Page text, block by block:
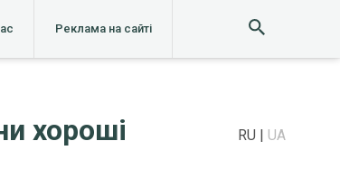
Реклама на сайті
хороші RU UA